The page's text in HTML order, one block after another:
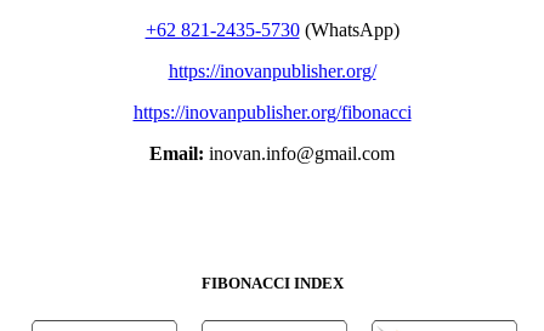
+62 821-2435-5730 (WhatsApp)
https://inovanpublisher.org/
https://inovanpublisher.org/fibonacci
Email: inovan.info@gmail.com
FIBONACCI INDEX